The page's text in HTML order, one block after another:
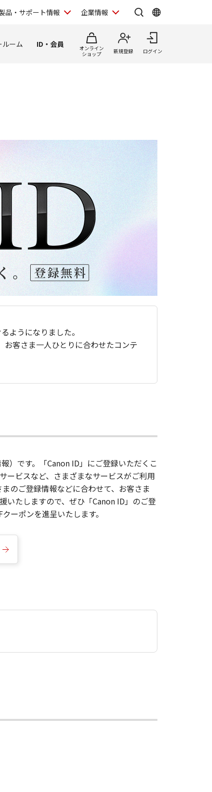
品・サポート情報 企業情報
ルーム ID・会員
オンライン
ショップ
新規登録 ログイン
ようになりました。
客さま一人ひとりに合わせたコンテ
）です。「Canon ID」にご登録いただくこ
ービスなど、さまざまなサービスがご利用
のご登録情報などに合わせて、お客さま
いたしますので、ぜひ「Canon ID」のご登
ーポンを進呈いたします。